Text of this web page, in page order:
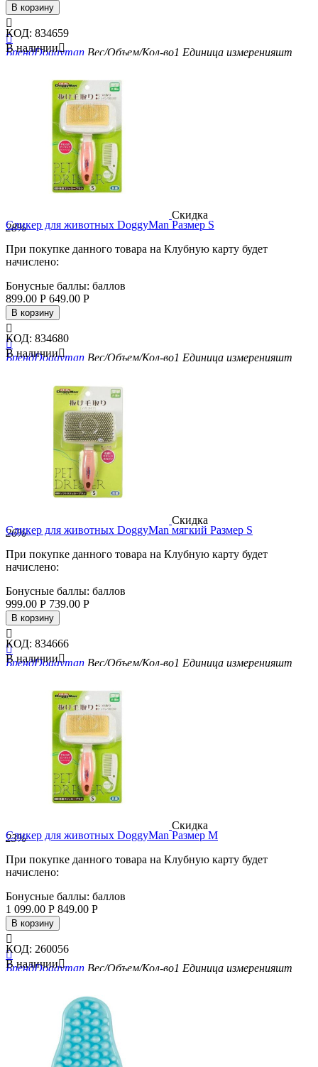
В корзину


БрендDoggyman Вес/Объем/Кол-во1 Единица измеренияшт
КОД: 834659
В наличии
Скидка
28%
Сликер для животных DoggyMan Размер S
При покупке данного товара на Клубную карту будет
начислено:
Бонусные баллы: баллов
899.00 Р 649.00 Р
В корзину


БрендDoggyman Вес/Объем/Кол-во1 Единица измеренияшт
КОД: 834680
В наличии
Скидка
26%
Cликер для животных DoggyMan мягкий Размер S
При покупке данного товара на Клубную карту будет
начислено:
Бонусные баллы: баллов
999.00 Р 739.00 Р
В корзину


БрендDoggyman Вес/Объем/Кол-во1 Единица измеренияшт
КОД: 834666
В наличии
Скидка
23%
Сликер для животных DoggyMan Размер M
При покупке данного товара на Клубную карту будет
начислено:
Бонусные баллы: баллов
1 099.00 Р 849.00 Р
В корзину


БрендDoggyman Вес/Объем/Кол-во1 Единица измеренияшт
КОД: 260056
В наличии